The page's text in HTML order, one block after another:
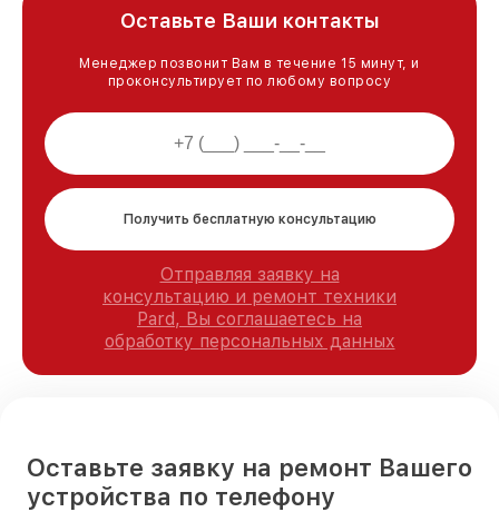
Оставьте Ваши контакты
Менеджер позвонит Вам в течение 15 минут, и
проконсультирует по любому вопросу
Получить бесплатную консультацию
Отправляя заявку на
консультацию и ремонт техники
Pard, Вы соглашаетесь на
обработку персональных данных
Оставьте заявку на ремонт Вашего
устройства по телефону